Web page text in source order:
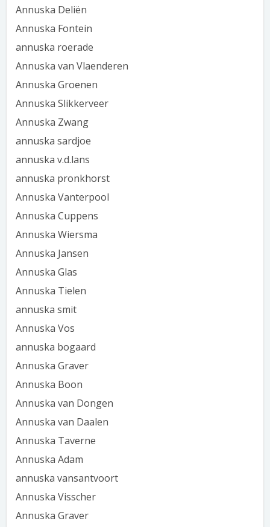
Annuska Deliën
Annuska Fontein
annuska roerade
Annuska van Vlaenderen
Annuska Groenen
Annuska Slikkerveer
Annuska Zwang
annuska sardjoe
annuska v.d.lans
annuska pronkhorst
Annuska Vanterpool
Annuska Cuppens
Annuska Wiersma
Annuska Jansen
Annuska Glas
Annuska Tielen
annuska smit
Annuska Vos
annuska bogaard
Annuska Graver
Annuska Boon
Annuska van Dongen
Annuska van Daalen
Annuska Taverne
Annuska Adam
annuska vansantvoort
Annuska Visscher
Annuska Graver